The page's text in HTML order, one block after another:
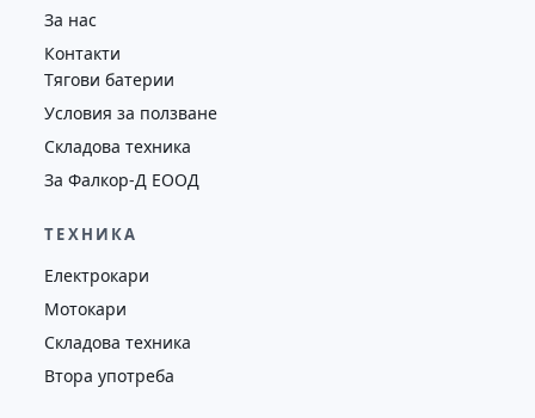
За нас
Контакти
Тягови батерии
Условия за ползване
Складова техника
За Фалкор-Д ЕООД
ТЕХНИКА
Електрокари
Мотокари
Складова техника
Втора употреба